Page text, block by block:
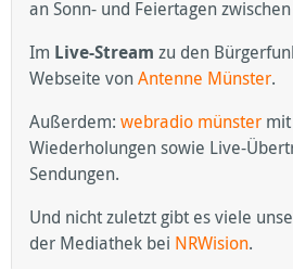
an Sonn- und Feiertagen
Im Live-Stream zu den
Webseite vonAntenne Münster.
Außerdem:webradio münster
Wiederholungen sowie Live-
Sendungen.
Und nicht zuletzt gibt es viele
der Mediathek bei NRWision.